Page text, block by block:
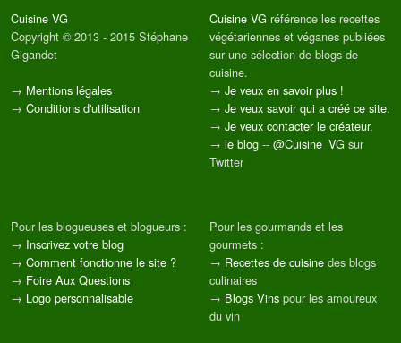
Cuisine VG
Copyright © 2013 - 2015 Stéphane
Gigandet
→ Mentions légales
→ Conditions d'utilisation
Cuisine VG référence les recettes
végétariennes et véganes publiées
sur une sélection de blogs de
cuisine.
→ Je veux en savoir plus !
→ Je veux savoir qui a créé ce site.
→ Je veux contacter le créateur.
→ le blog -- @Cuisine_VG sur
Twitter
Pour les blogueuses et blogueurs :
→ Inscrivez votre blog
→ Comment fonctionne le site ?
→ Foire Aux Questions
→ Logo personnalisable
Pour les gourmands et les
gourmets :
→ Recettes de cuisine des blogs
culinaires
→ Blogs Vins pour les amoureux
du vin